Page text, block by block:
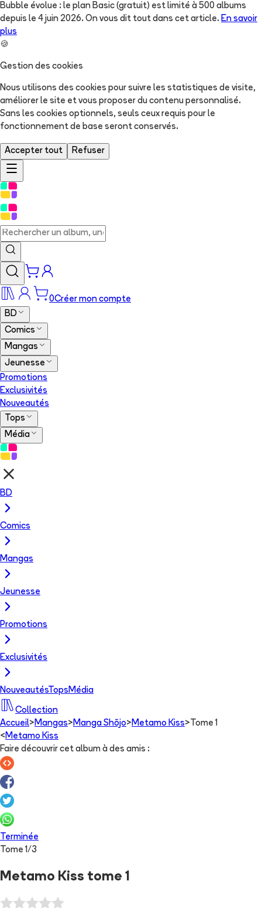
Bubble évolue : le plan Basic (gratuit) est limité à 500 albums
depuis le 4 juin 2026. On vous dit tout dans cet article. En savoir
plus
🍪
Gestion des cookies
Nous utilisons des cookies pour suivre les statistiques de visite,
améliorer le site et vous proposer du contenu personnalisé.
Sans les cookies optionnels, seuls ceux requis pour le
fonctionnement de base seront conservés.
Accepter tout Refuser
0Créer mon compte
BD
Comics
Mangas
Jeunesse
Promotions
Exclusivités
Nouveautés
Tops
Média
BD
Comics
Mangas
Jeunesse
Promotions
Exclusivités
NouveautésTops Média
Collection
Accueil> Mangas> Manga Shōjo> Metamo Kiss> Tome 1
< Metamo Kiss
Faire découvrir cet album à des amis :
Terminée
Tome1/3
Metamo Kiss tome 1